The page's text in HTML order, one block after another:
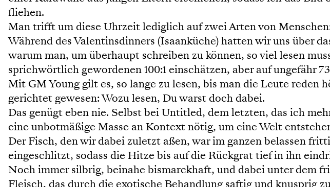
fliehen.
Man trifft um diese Uhrzeit lediglich auf zwei Arten von
Während des Valentinsdinners (Isaanküche) hatten wir uns über
warum man, um überhaupt schreiben zu können, so viel lesen
sprichwörtlich gewordenen 100:1 einschätzen, aber auf ungefähr
Mit GM Young gilt es, so lange zu lesen, bis man die Leute
gerichtet gewesen: Wozu lesen, Du warst doch dabei.
Das genügt eben nie. Selbst bei Untitled, dem letzten, das ich
eine unbotmäßige Masse an Kontext nötig, um eine Welt
Der Fisch, den wir dabei zuletzt aßen, war im ganzen belassen
eingeschlitzt, sodass die Hitze bis auf die Rückgrat tief in ihn
Noch immer silbrig, beinahe bismarckhaft, und dabei unter dem
Fleisch, das durch die exotische Behandlung saftig und knusprig